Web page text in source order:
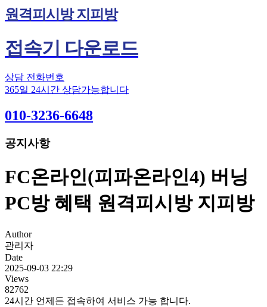
원격피시방 지피방
접속기 다운로드
상담 전화번호
365일 24시간 상담가능합니다
010-3236-6648
공지사항
FC온라인(피파온라인4) 버닝
PC방 혜택 원격피시방 지피방
Author
관리자
Date
2025-09-03 22:29
Views
82762
24시간 언제든 접속하여 서비스 가능 합니다.